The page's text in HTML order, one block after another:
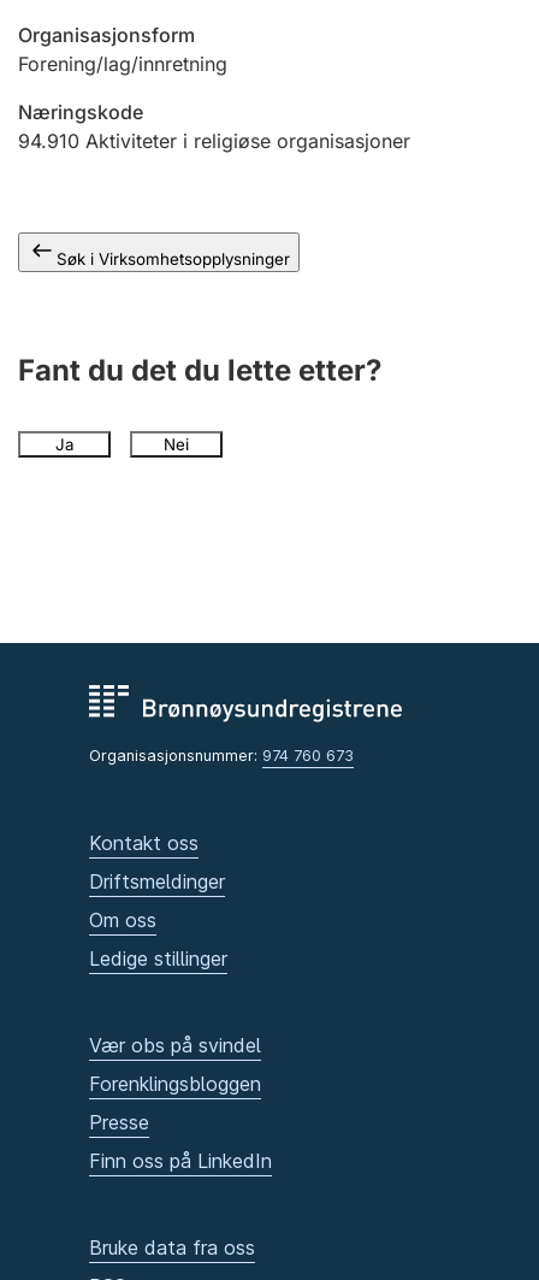
Ektepaktveileder
Offentlig sektor
Organisasjonsform
Forening/lag/innretning
Næringskode
94.910 Aktiviteter i religiøse organisasjoner
Søk i Virksomhetsopplysninger
Fant du det du lette etter?
Ja Nei
Organisasjonsnummer: 974 760 673
Kontakt oss
Driftsmeldinger
Om oss
Ledige stillinger
Vær obs på svindel
Forenklingsbloggen
Presse
Finn oss på LinkedIn
Bruke data fra oss